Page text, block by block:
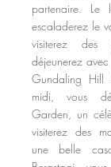
partenaire. Le
escaladerez le
visiterez des
déjeunerez
Gundaling Hill
midi, vous
Garden, un
visiterez des
une belle